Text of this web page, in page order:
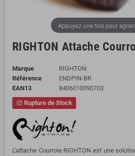
Appuyez une fois pour
RIGHTON Attache
Marque
RIGHTON
Référence
ENDPIN-BR
EAN13
8406010090703
block Rupture de Stock
L'attache Courroie RIGHTON est une